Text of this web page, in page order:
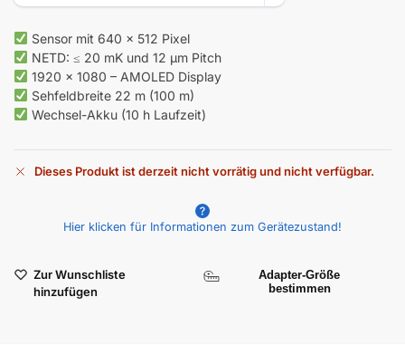
Sensor mit 640 × 512 Pixel
NETD: ≤ 20 mK und 12 μm Pitch
1920 × 1080 – AMOLED Display
Sehfeldbreite 22 m (100 m)
Wechsel-Akku (10 h Laufzeit)
Dieses Produkt ist derzeit nicht vorrätig und nicht verfügbar.
r
Hier klicken für Informationen zum Gerätezustand!
Zur Wunschliste
hinzufügen
Adapter-Größe
bestimmen